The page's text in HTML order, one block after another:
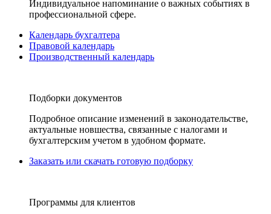
Индивидуальное напоминание о важных событиях в
профессиональной сфере.
Календарь бухгалтера
Правовой календарь
Производственный календарь
Подборки документов
Подробное описание изменений в законодательстве,
актуальные новшества, связанные с налогами и
бухгалтерским учетом в удобном формате.
Заказать или скачать готовую подборку
Программы для клиентов